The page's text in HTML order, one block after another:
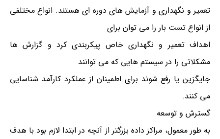
تعمیر و نگهداری و آزمایش های دوره ای هستند. انواع مختلفی
از انواع تست بار را می توان برای
اهداف تعمیر و نگهداری خاص پیکربندی کرد و گزارش ها
مشکلاتی را در سیستم هایی که می توانند
جایگزین یا رفع شوند برای اطمینان از عملکرد کارآمد شناسایی
می کنند.
گسترش و توسعه
به طور معمول، مراکز داده بزرگتر از آنچه در ابتدا لازم بود با هدف